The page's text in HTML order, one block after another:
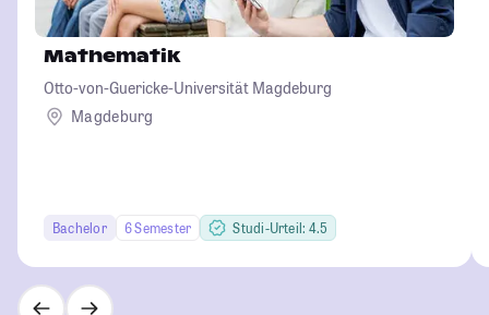
Mathematik
Otto-von-Guericke-Universität Magdeburg
Magdeburg
Bachelor 6 Semester Studi-Urteil: 4.5